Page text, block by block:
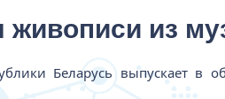
из
Беларусь выпускает в